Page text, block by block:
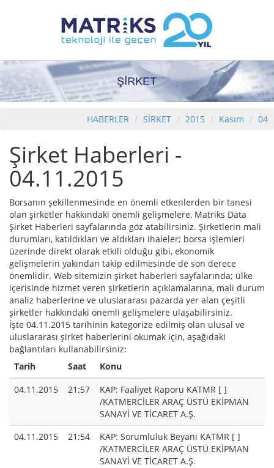
HABERLER SİRKET 2015 Kasım 04
Şirket Haberleri -
04.11.2015
Borsanın şekillenmesinde en önemli etkenlerden bir tanesi
olan şirketler hakkındaki önemli gelişmelere, Matriks Data
Şirket Haberleri sayfalarında göz atabilirsiniz. Şirketlerin mali
durumları, katıldıkları ve aldıkları ihaleler; borsa işlemleri
üzerinde direkt olarak etkili olduğu gibi, ekonomik
gelişmelerin yakından takip edilmesinde de son derece
önemlidir. Web sitemizin şirket haberleri sayfalarında; ülke
içerisinde hizmet veren şirketlerin açıklamalarına, mali durum
analiz haberlerine ve uluslararası pazarda yer alan çeşitli
şirketler hakkındaki önemli gelişmelere ulaşabilirsiniz.
İşte 04.11.2015 tarihinin kategorize edilmiş olan ulusal ve
uluslararası şirket haberlerini okumak için, aşağıdaki
bağlantıları kullanabilirsiniz:
Tarih
Saat
Konu
04.11.2015
21:57
KAP: Faaliyet Raporu KATMR [ ]
/KATMERCİLER ARAÇ ÜSTÜ EKİPMAN
SANAYİ VE TİCARET A.Ş.
04.11.2015
21:54
KAP: Sorumluluk Beyanı KATMR [ ]
/KATMERCİLER ARAÇ ÜSTÜ EKİPMAN
SANAYİ VE TİCARET A.Ş.